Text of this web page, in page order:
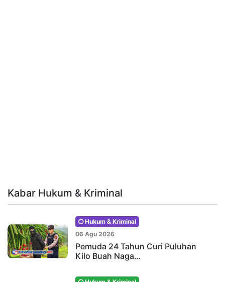
Kabar Hukum & Kriminal
Hukum & Kriminal
06 Agu 2026
Pemuda 24 Tahun Curi Puluhan
Kilo Buah Naga…